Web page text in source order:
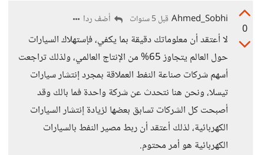
0
Ahmed_Sobhi قبل 5 سنوات أضف ردا
لا أعتقد أن معلوماتك دقيقة بما يكفي، فإستهلاك السيارات
حول العالم يتجاوز 65% من الإنتاج العالمي، ولذلك تراجعت
أسهم شركات صناعة النفط العملاقة بمجرد إنتشار سيارات
تيسلا، ونحن هنا نتحدث عن شركة واحدة فما بالك وقد
أصبحت كل الشركات تسابق بعضها لزيادة إنتشار السيارات
الكهربائية، لذلك أعتقد أن ربط مصير النفط بالسيارات
الكهربائية هو أمر محتوم.